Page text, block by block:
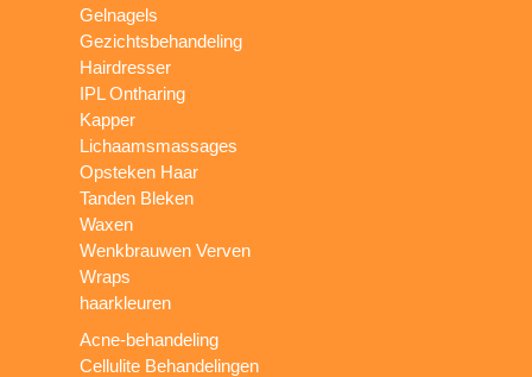
Gelnagels
Gezichtsbehandeling
Hairdresser
IPL Ontharing
Kapper
Lichaamsmassages
Opsteken Haar
Tanden Bleken
Waxen
Wenkbrauwen Verven
Wraps
haarkleuren
Acne-behandeling
Cellulite Behandelingen